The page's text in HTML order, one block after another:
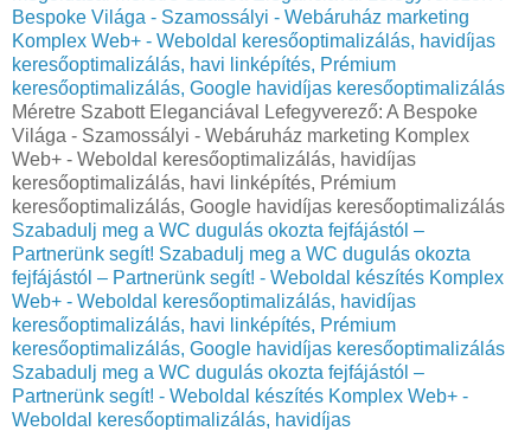
Bespoke Világa - Szamossályi - Webáruház marketing
Komplex Web+ - Weboldal keresőoptimalizálás, havidíjas
keresőoptimalizálás, havi linképítés, Prémium
keresőoptimalizálás, Google havidíjas keresőoptimalizálás
Méretre Szabott Eleganciával Lefegyverező: A Bespoke
Világa - Szamossályi - Webáruház marketing Komplex
Web+ - Weboldal keresőoptimalizálás, havidíjas
keresőoptimalizálás, havi linképítés, Prémium
keresőoptimalizálás, Google havidíjas keresőoptimalizálás
Szabadulj meg a WC dugulás okozta fejfájástól –
Partnerünk segít! Szabadulj meg a WC dugulás okozta
fejfájástól – Partnerünk segít! - Weboldal készítés Komplex
Web+ - Weboldal keresőoptimalizálás, havidíjas
keresőoptimalizálás, havi linképítés, Prémium
keresőoptimalizálás, Google havidíjas keresőoptimalizálás
Szabadulj meg a WC dugulás okozta fejfájástól –
Partnerünk segít! - Weboldal készítés Komplex Web+ -
Weboldal keresőoptimalizálás, havidíjas